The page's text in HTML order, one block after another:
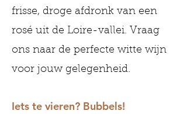
frisse, droge afdronk van een
rosé uit de Loire-vallei. Vraag
ons naar de perfecte witte wijn
voor jouw gelegenheid.
Iets te vieren? Bubbels!